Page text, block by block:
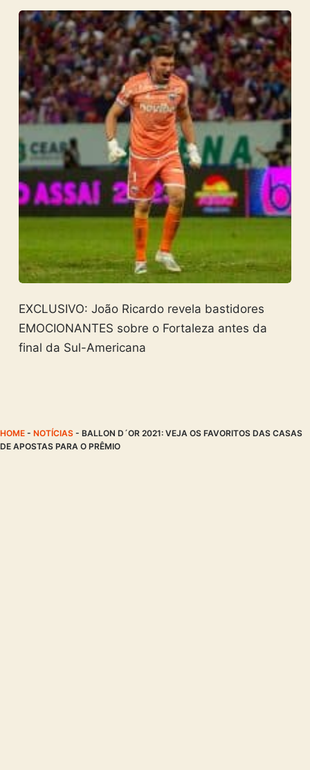
EXCLUSIVO: João Ricardo revela bastidores
EMOCIONANTES sobre o Fortaleza antes da
final da Sul-Americana
HOME - NOTÍCIAS - BALLON D´OR 2021: VEJA OS FAVORITOS DAS CASAS
DE APOSTAS PARA O PRÊMIO